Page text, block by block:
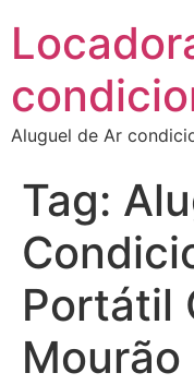
Aluguel de Ar
Tag:
Portátil
Mourão